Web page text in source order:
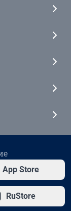
App Store
RuStore